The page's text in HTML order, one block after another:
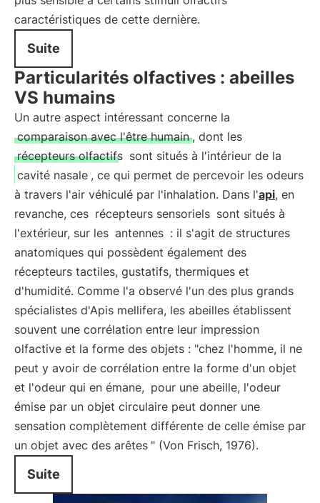
caractéristiques de cette dernière.
Suite
Particularités olfactives : abeilles
VS humains
Un autre aspect intéressant concerne la
comparaison avec l'être humain , dont les
récepteurs olfactifs sont situés à l'intérieur de la
cavité nasale , ce qui permet de percevoir les odeurs
à travers l'air véhiculé par l'inhalation. Dans l'api, en
revanche, ces récepteurs sensoriels sont situés à
l'extérieur, sur les antennes : il s'agit de structures
anatomiques qui possèdent également des
récepteurs tactiles, gustatifs, thermiques et
d'humidité. Comme l'a observé l'un des plus grands
spécialistes d'Apis mellifera, les abeilles établissent
souvent une corrélation entre leur impression
olfactive et la forme des objets : "chez l'homme, il ne
peut y avoir de corrélation entre la forme d'un objet
et l'odeur qui en émane, pour une abeille, l'odeur
émise par un objet circulaire peut donner une
sensation complètement différente de celle émise par
un objet avec des arêtes " (Von Frisch, 1976).
Suite